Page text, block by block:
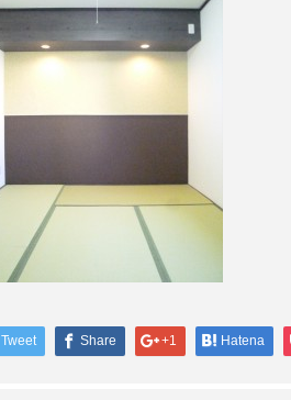
Tweet Share +1 Hatena